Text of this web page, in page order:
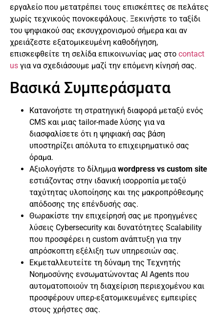
εργαλείο που μετατρέπει τους επισκέπτες σε πελάτες
χωρίς τεχνικούς πονοκεφάλους. Ξεκινήστε το ταξίδι
του ψηφιακού σας εκσυγχρονισμού σήμερα και αν
χρειάζεστε εξατομικευμένη καθοδήγηση,
επισκεφθείτε τη σελίδα επικοινωνίας μας στο contact
us για να σχεδιάσουμε μαζί την επόμενη κίνησή σας.
Βασικά Συμπεράσματα
Κατανοήστε τη στρατηγική διαφορά μεταξύ ενός
CMS και μιας tailor-made λύσης για να
διασφαλίσετε ότι η ψηφιακή σας βάση
υποστηρίζει απόλυτα το επιχειρηματικό σας
όραμα.
Αξιολογήστε το δίλημμα wordpress vs custom site
εστιάζοντας στην ιδανική ισορροπία μεταξύ
ταχύτητας υλοποίησης και της μακροπρόθεσμης
απόδοσης της επένδυσής σας.
Θωρακίστε την επιχείρησή σας με προηγμένες
λύσεις Cybersecurity και δυνατότητες Scalability
που προσφέρει η custom ανάπτυξη για την
απρόσκοπτη εξέλιξη των υπηρεσιών σας.
Εκμεταλλευτείτε τη δύναμη της Τεχνητής
Νοημοσύνης ενσωματώνοντας AI Agents που
αυτοματοποιούν τη διαχείριση περιεχομένου και
προσφέρουν υπερ-εξατομικευμένες εμπειρίες
στους χρήστες σας.